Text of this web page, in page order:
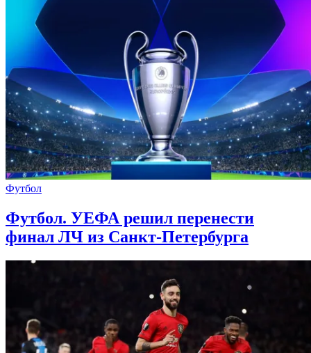
Футбол
Футбол. УЕФА решил перенести
финал ЛЧ из Санкт-Петербурга